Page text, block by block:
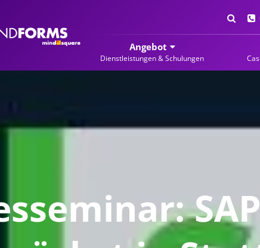
Angebot
Dienstleistungen & Schulungen